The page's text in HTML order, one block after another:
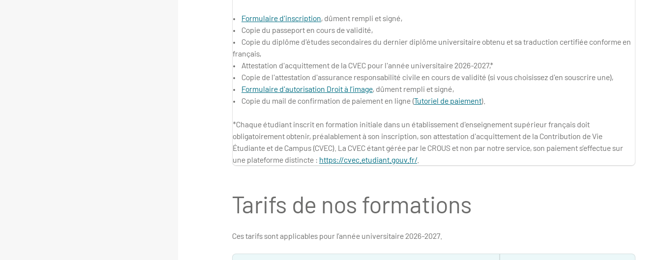
• Formulaire d'inscription, dûment rempli et signé,
• Copie du passeport en cours de validité,
• Copie du diplôme d'études secondaires du dernier diplôme universitaire obtenu et sa traduction certifiée conforme en
français,
• Attestation d'acquittement de la CVEC pour l'année universitaire 2026-2027,*
• Copie de l'attestation d'assurance responsabilité civile en cours de validité (si vous choisissez d'en souscrire une),
• Formulaire d'autorisation Droit à l’image, dûment rempli et signé,
• Copie du mail de confirmation de paiement en ligne (Tutoriel de paiement).
*Chaque étudiant inscrit en formation initiale dans un établissement d'enseignement supérieur français doit
obligatoirement obtenir, préalablement à son inscription, son attestation d'acquittement de la Contribution de Vie
Étudiante et de Campus (CVEC). La CVEC étant gérée par le CROUS et non par notre service, son paiement s’effectue sur
une plateforme distincte : https://cvec.etudiant.gouv.fr/.
Tarifs de nos formations
Ces tarifs sont applicables pour l’année universitaire 2026-2027.